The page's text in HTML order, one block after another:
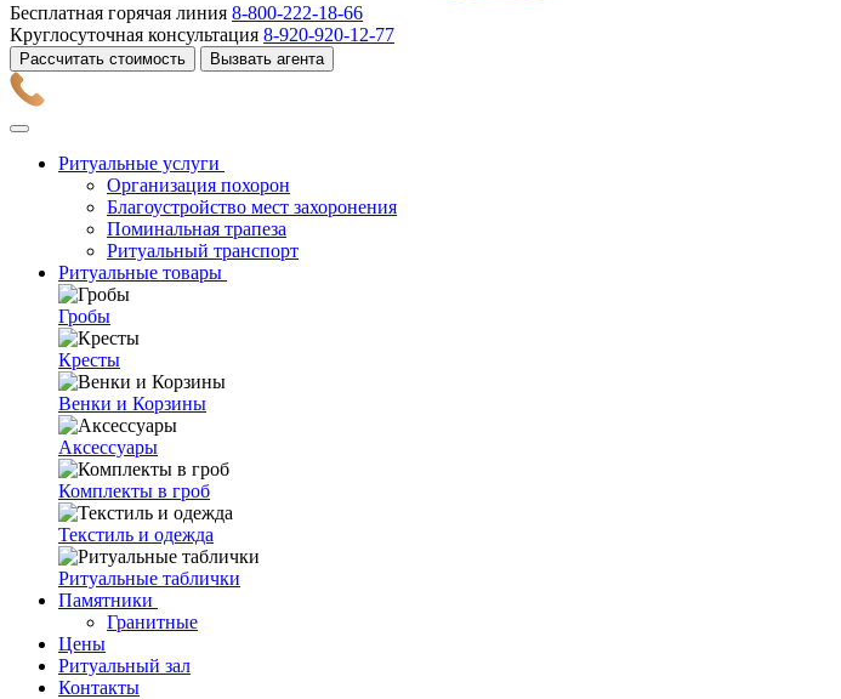
Бесплатная горячая линия 8-800-222-18-66
Круглосуточная консультация 8-920-920-12-77
Рассчитать стоимость Вызвать агента
Ритуальные услуги
Организация похорон
Благоустройство мест захоронения
Поминальная трапеза
Ритуальный транспорт
Ритуальные товары
Гробы
Кресты
Венки и Корзины
Аксессуары
Комплекты в гроб
Текстиль и одежда
Ритуальные таблички
Памятники
Гранитные
Цены
Ритуальный зал
Контакты